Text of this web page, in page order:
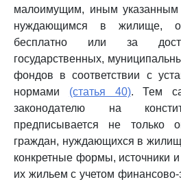
малоимущим, иным указанным
нуждающимся в жилище,
бесплатно или за
государственных,
фондов в соответствии с
нормами (статья 40). Тем
законодателю на
предписывается не только
граждан, нуждающихся в
конкретные формы, источники
их жильем с учетом